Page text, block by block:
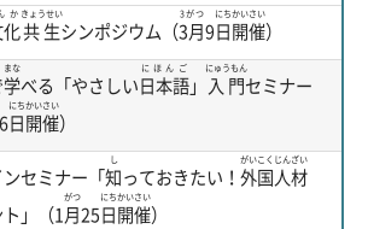
か
共生
きょうせい
シンポジウム（3月
3がつ
9日
にち
開催
かいさい
）
学
まな
べる「やさしい日本語
にほんご
」 入門
にゅうもん
セミナー
日
にち
開催
かいさい
）
セミナー「知
し
っておきたい！ 外国
がいこく
人材
じんざい
」（1月
がつ
25日
にち
開催
かいさい
）